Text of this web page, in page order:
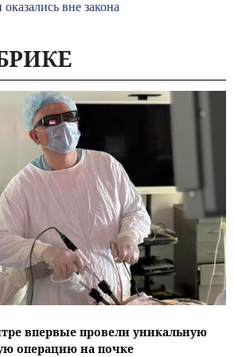
вне закона
впервые провели уникальную
операцию на почке